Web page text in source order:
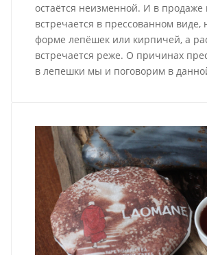
остаётся неизменной. И в
встречается в прессованном
форме лепёшек или кирпичей, а
встречается реже. О причинах
в лепешки мы и поговорим в